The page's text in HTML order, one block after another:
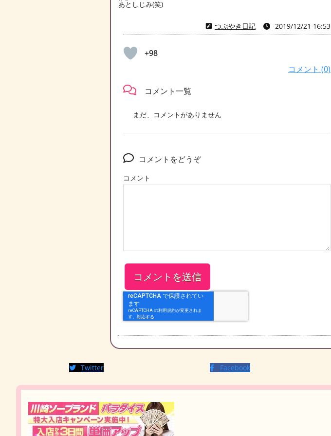
あとしじみ(笑)
つぶやき日記 2019/12/21 16:53
+98
コメント (0)
コメント一覧
まだ、コメントがありません
コメントをどうぞ
コメント
Twitter Facebook